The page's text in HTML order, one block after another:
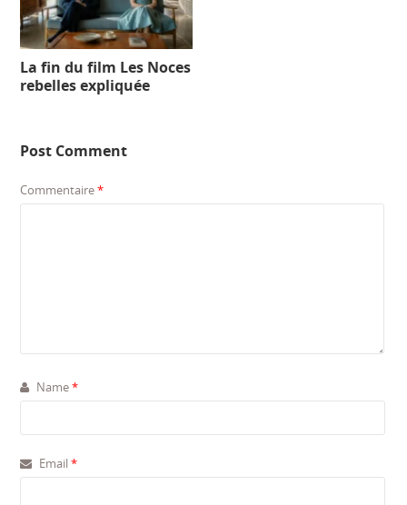
La fin du film Les Noces
rebelles expliquée
Post Comment
Commentaire*
Name*
Email*